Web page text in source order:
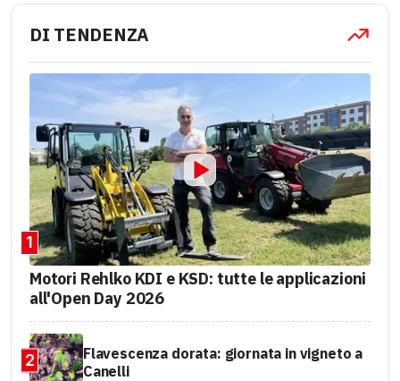
DI TENDENZA
1
Motori Rehlko KDI e KSD: tutte le applicazioni
all'Open Day 2026
2
Flavescenza dorata: giornata in vigneto a
Canelli